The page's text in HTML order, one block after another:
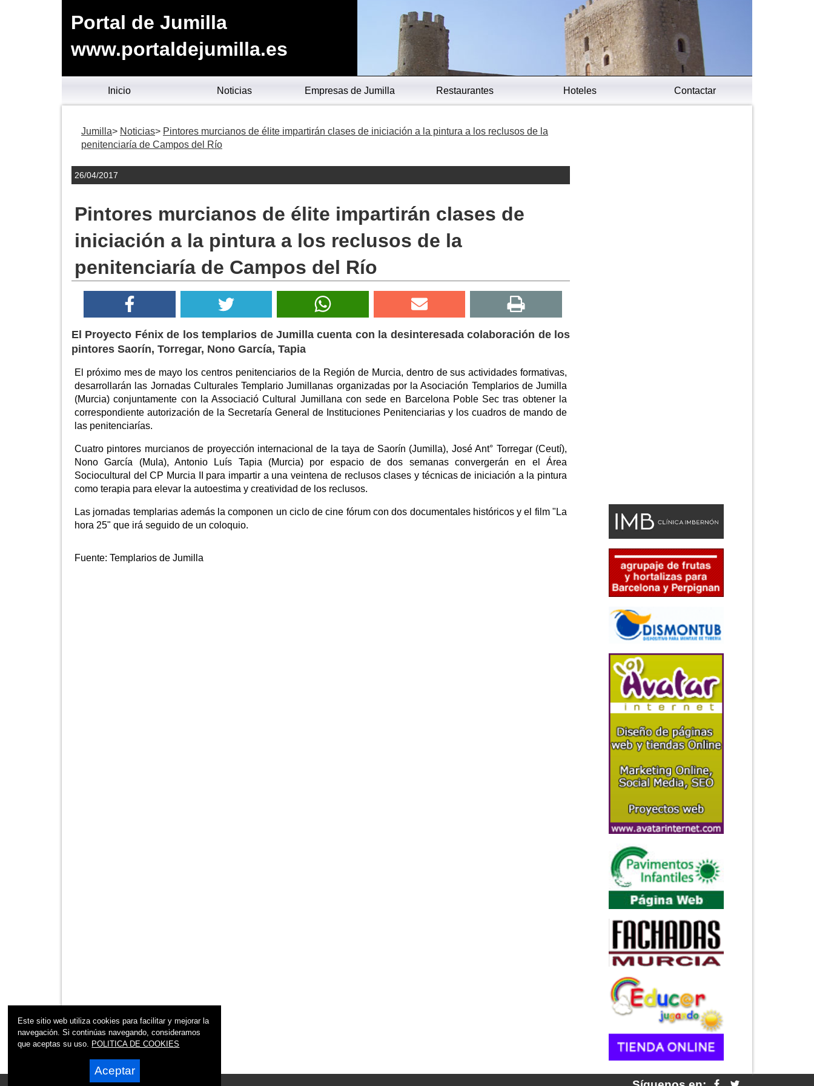
Portal de Jumilla
www.portaldejumilla.es
Inicio Noticias Empresas de Jumilla Restaurantes Hoteles Contactar
Jumilla Noticias
Pintores murcianos de élite impartirán clases de iniciación a la pintura a los reclusos de la
penitenciaría de Campos del Río
26/04/2017
Pintores murcianos de élite impartirán clases de
iniciación a la pintura a los reclusos de la
penitenciaría de Campos del Río
El Proyecto Fénix de los templarios de Jumilla cuenta con la desinteresada colaboración de los
pintores Saorín, Torregar, Nono García, Tapia
El próximo mes de mayo los centros penitenciarios de la Región de Murcia, dentro de sus actividades formativas,
desarrollarán las Jornadas Culturales Templario Jumillanas organizadas por la Asociación Templarios de Jumilla
(Murcia) conjuntamente con la Associació Cultural Jumillana con sede en Barcelona Poble Sec tras obtener la
correspondiente autorización de la Secretaría General de Instituciones Penitenciarias y los cuadros de mando de
las penitenciarías.
Cuatro pintores murcianos de proyección internacional de la taya de Saorín (Jumilla), José Ant° Torregar (Ceutí),
Nono García (Mula), Antonio Luís Tapia (Murcia) por espacio de dos semanas convergerán en el Área
Sociocultural del CP Murcia II para impartir a una veintena de reclusos clases y técnicas de iniciación a la pintura
como terapia para elevar la autoestima y creatividad de los reclusos.
Las jornadas templarias además la componen un ciclo de cine fórum con dos documentales históricos y el film "La
hora 25" que irá seguido de un coloquio.
Fuente: Templarios de Jumilla
Este sitio web utiliza cookies para facilitar y mejorar la
navegación. Si continúas navegando, consideramos
que aceptas su uso. POLITICA DE COOKIES
Aceptar